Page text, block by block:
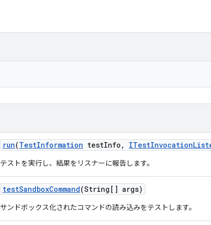
run(TestInformation testInfo , ITestInvocation
テストを実行し、結果をリスナーに報告します。
testSandboxCommand(String[] args)
サンドボックス化されたコマンドの読み込みをテストします。